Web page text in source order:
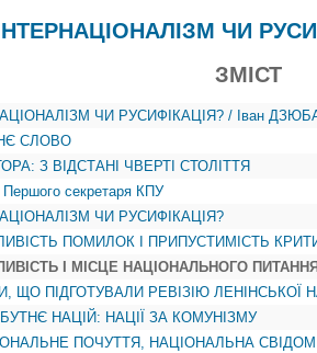
ЧИ
ЗМІСТ
ЧИ РУСИФІКАЦІЯ? / Іван
СЛОВО
З ВІДСТАНІ ЧВЕРТІ СТОЛІТТЯ
секретаря КПУ
ЧИ РУСИФІКАЦІЯ?
ПОМИЛОК І ПРИПУСТИМІСТЬ
І MICЦE НАЦІОНАЛЬНОГО
ЩО ПІДГОТУВАЛИ РЕВІЗІЮ ЛЕНІНСЬКОЇ
НАЦІЙ: НАЦІЇ ЗА КОМУНІЗМУ
ПОЧУТТЯ, НАЦІОНАЛЬНА